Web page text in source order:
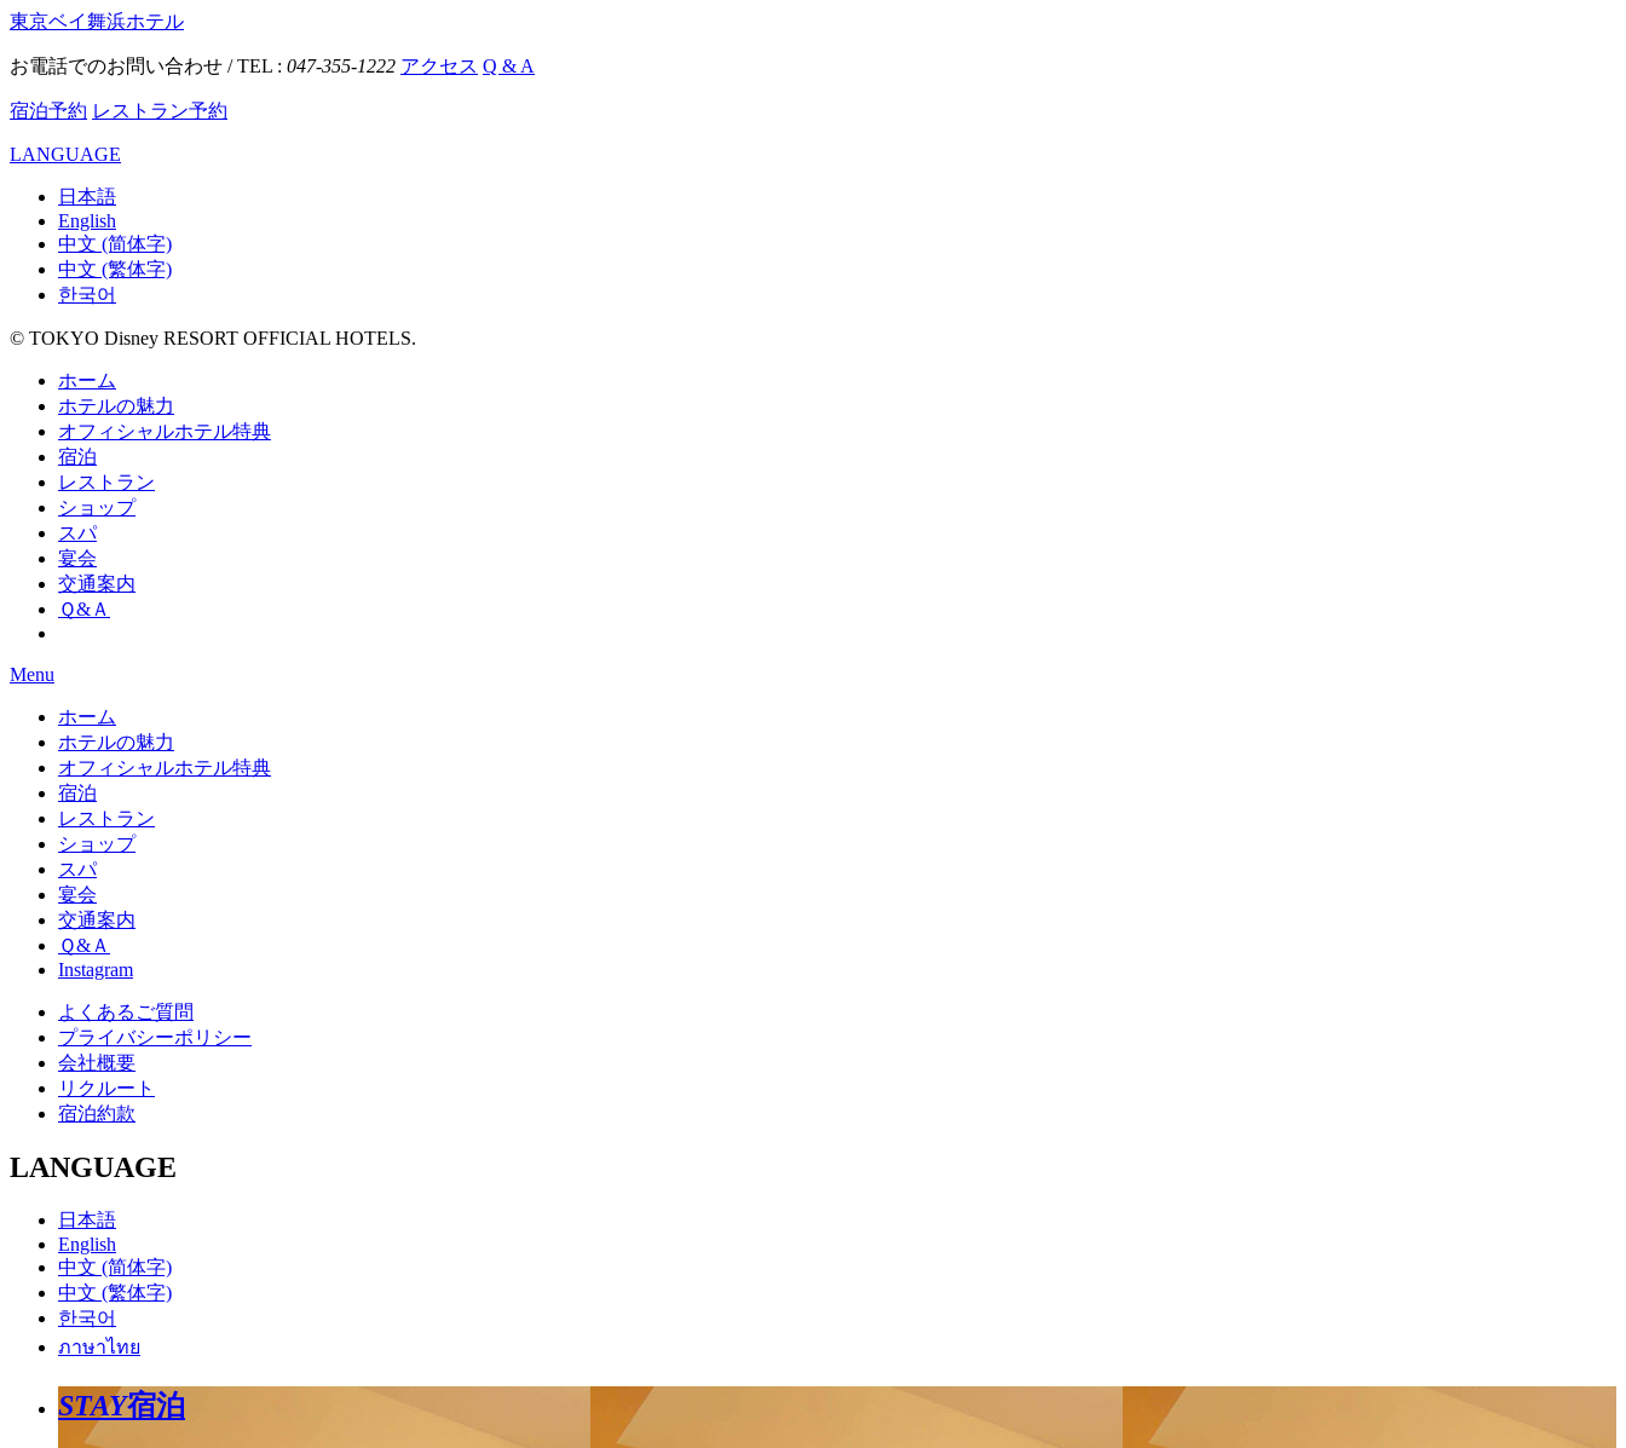
東京ベイ舞浜ホテル
お電話でのお問い合わせ / TEL : 047-355-1222 アクセス Q & A
宿泊予約 レストラン予約
LANGUAGE
日本語
English
中文 (简体字)
中文 (繁体字)
한국어
© TOKYO Disney RESORT OFFICIAL HOTELS.
ホーム
ホテルの魅力
オフィシャルホテル特典
宿泊
レストラン
ショップ
スパ
宴会
交通案内
Ｑ&Ａ
Menu
ホーム
ホテルの魅力
オフィシャルホテル特典
宿泊
レストラン
ショップ
スパ
宴会
交通案内
Ｑ&Ａ
Instagram
よくあるご質問
プライバシーポリシー
会社概要
リクルート
宿泊約款
LANGUAGE
日本語
English
中文 (简体字)
中文 (繁体字)
한국어
ภาษาไทย
STAY宿泊